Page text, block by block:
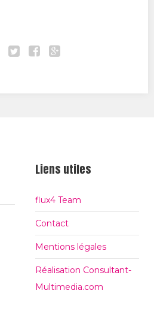
Liens utiles
flux4 Team
Contact
Mentions légales
Réalisation Consultant-
Multimedia.com